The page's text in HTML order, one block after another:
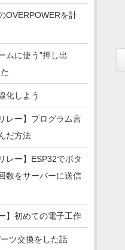
OVERPOWERを計
ムに使う”押し出
化しよう
レー】プログラム言
だ方法
レー】ESP32でボタ
数をサーバーに送信
】初めての電子工作
ツ交換をした話